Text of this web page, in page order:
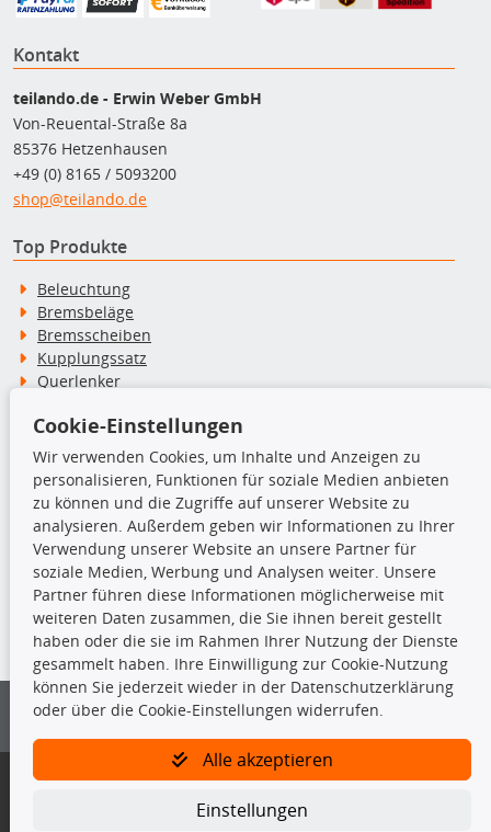
Kontakt
teilando.de - Erwin Weber GmbH
Von-Reuental-Straße 8a
85376 Hetzenhausen
+49 (0) 8165 / 5093200
shop@teilando.de
Top Produkte
Beleuchtung
Bremsbeläge
Bremsscheiben
Kupplungssatz
Querlenker
Stoßdämpfer
TecDoc Inside
Die hier angezeigten Daten insbesondere die gesamte Datenbank dürfen
nicht kopiert werden.
Es ist zu unterlassen, die Daten oder die gesamte Datenbank ohne
vorherige Zustimmung von TecDoc zu vervielfältigen, zu verbreiten
und/oder diese Handlungen durch Dritte ausführen zu lassen. Ein
Bitte prüfen Sie, ob das über unseren Onlineshop identifizierte Ersatzteil
Gegebenenfalls sind ergänzende Informationen notwendig, um
Cookie-Einstellungen
Wir verwenden Cookies, um Inhalte und Anzeigen zu
personalisieren, Funktionen für soziale Medien anbieten
zu können und die Zugriffe auf unserer Website zu
analysieren. Außerdem geben wir Informationen zu Ihrer
Verwendung unserer Website an unsere Partner für
soziale Medien, Werbung und Analysen weiter. Unsere
Partner führen diese Informationen möglicherweise mit
weiteren Daten zusammen, die Sie ihnen bereit gestellt
haben oder die sie im Rahmen Ihrer Nutzung der Dienste
gesammelt haben. Ihre Einwilligung zur Cookie-Nutzung
können Sie jederzeit wieder in der Datenschutzerklärung
oder über die Cookie-Einstellungen widerrufen.
Alle akzeptieren
Einstellungen